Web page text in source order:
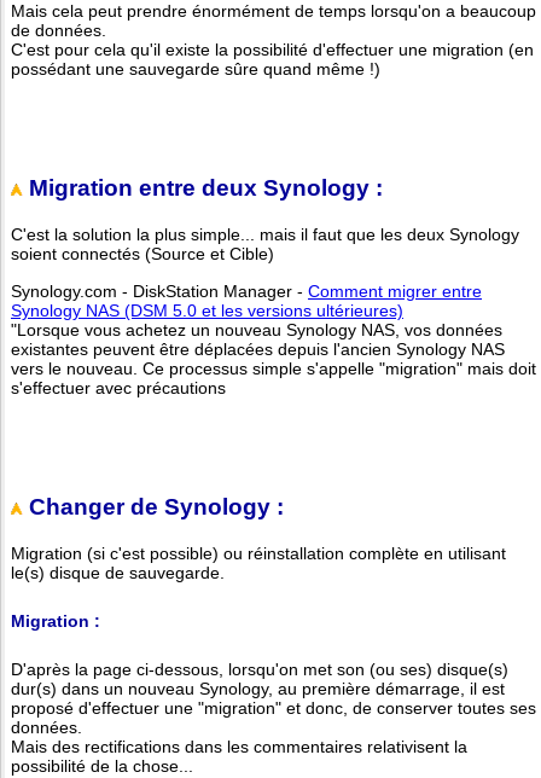
Mais cela peut prendre énormément de temps lorsqu'on a beaucoup
de données.
C'est pour cela qu'il existe la possibilité d'effectuer une migration (en
possédant une sauvegarde sûre quand même !)
Migration entre deux Synology :
C'est la solution la plus simple... mais il faut que les deux Synology
soient connectés (Source et Cible)
Synology.com - DiskStation Manager - Comment migrer entre
Synology NAS (DSM 5.0 et les versions ultérieures)
"Lorsque vous achetez un nouveau Synology NAS, vos données
existantes peuvent être déplacées depuis l'ancien Synology NAS
vers le nouveau. Ce processus simple s'appelle "migration" mais doit
s'effectuer avec précautions
Changer de Synology :
Migration (si c'est possible) ou réinstallation complète en utilisant
le(s) disque de sauvegarde.
Migration :
D'après la page ci-dessous, lorsqu'on met son (ou ses) disque(s)
dur(s) dans un nouveau Synology, au première démarrage, il est
proposé d'effectuer une "migration" et donc, de conserver toutes ses
données.
Mais des rectifications dans les commentaires relativisent la
possibilité de la chose...